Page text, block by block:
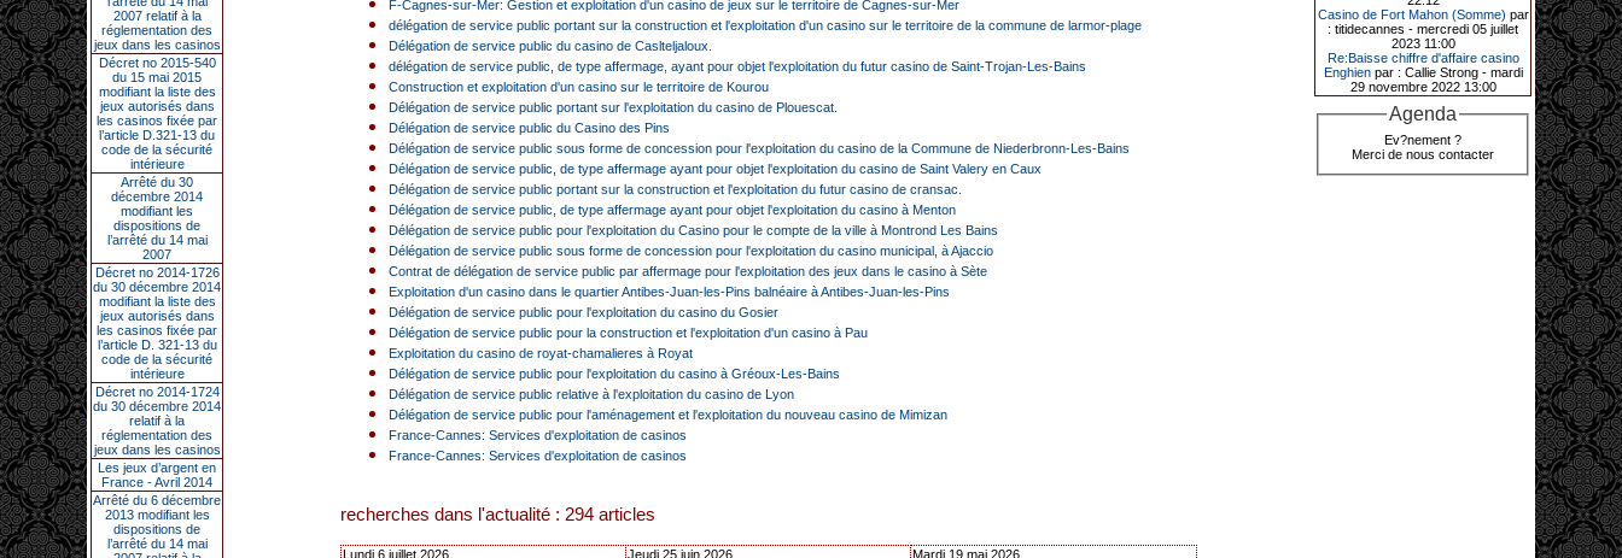
2007 relatif à la
réglementation des
jeux dans les casinos
Décret no 2015-540
du 15 mai 2015
modifiant la liste des
jeux autorisés dans
les casinos fixée par
l’article D.321-13 du
code de la sécurité
intérieure
Arrêté du 30
décembre 2014
modifiant les
dispositions de
l’arrêté du 14 mai
2007
Décret no 2014-1726
du 30 décembre 2014
modifiant la liste des
jeux autorisés dans
les casinos fixée par
l’article D. 321-13 du
code de la sécurité
intérieure
Décret no 2014-1724
du 30 décembre 2014
relatif à la
réglementation des
jeux dans les casinos
Les jeux d’argent en
France - Avril 2014
Arrêté du 6 décembre
2013 modifiant les
dispositions de
l’arrêté du 14 mai
F-Cagnes-sur-Mer: Gestion et exploitation d'un casino de jeux sur le territoire de Cagnes-sur-Mer
délégation de service public portant sur la construction et l'exploitation d'un casino sur le territoire de la commune de larmor-plage
Délégation de service public du casino de Caslteljaloux.
délégation de service public, de type affermage, ayant pour objet l'exploitation du futur casino de Saint-Trojan-Les-Bains
Construction et exploitation d'un casino sur le territoire de Kourou
Délégation de service public portant sur l'exploitation du casino de Plouescat.
Délégation de service public du Casino des Pins
Délégation de service public sous forme de concession pour l'exploitation du casino de la Commune de Niederbronn-Les-Bains
Délégation de service public, de type affermage ayant pour objet l'exploitation du casino de Saint Valery en Caux
Délégation de service public portant sur la construction et l'exploitation du futur casino de cransac.
Délégation de service public, de type affermage ayant pour objet l'exploitation du casino à Menton
Délégation de service public pour l'exploitation du Casino pour le compte de la ville à Montrond Les Bains
Délégation de service public sous forme de concession pour l'exploitation du casino municipal, à Ajaccio
Contrat de délégation de service public par affermage pour l'exploitation des jeux dans le casino à Sète
Exploitation d'un casino dans le quartier Antibes-Juan-les-Pins balnéaire à Antibes-Juan-les-Pins
Délégation de service public pour l'exploitation du casino du Gosier
Délégation de service public pour la construction et l'exploitation d'un casino à Pau
Exploitation du casino de royat-chamalieres à Royat
Délégation de service public pour l'exploitation du casino à Gréoux-Les-Bains
Délégation de service public relative à l'exploitation du casino de Lyon
Délégation de service public pour l'aménagement et l'exploitation du nouveau casino de Mimizan
France-Cannes: Services d'exploitation de casinos
France-Cannes: Services d'exploitation de casinos
recherches dans l'actualité : 294 articles
Lundi 6 juillet 2026
Jeudi 25 juin 2026
Mardi 19 mai 2026
de décrocher un méga jackpot.
Elle n’a misé que 88 centimes sur
une machine à sous et a remporté
4_ 239 €?!
10-01-2026|
Au « Kasino » de Fréhel, une
vacancière a décroché le jackpot
Casino de Fort Mahon (Somme) par
: titidecannes - mercredi 05 juillet
2023 11:00
Re:Baisse chiffre d'affaire casino
Enghienpar : Callie Strong - mardi
29 novembre 2022 13:00
Agenda
Ev?nement ?
Merci de nous contacter